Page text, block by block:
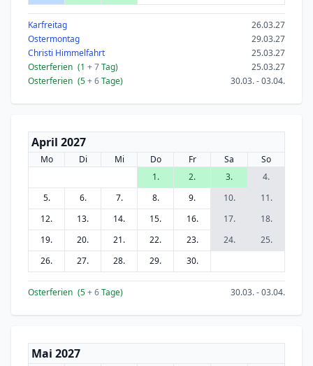
Karfreitag
26.03.27
Ostermontag
29.03.27
Christi Himmelfahrt
25.03.27
Osterferien (1 + 7Tag)
25.03.27
Osterferien (5+ 6Tage) 30.03. - 03.04.
April 2027
Mo Di Mi Do Fr Sa
So
1.
2. 3.
4.
5.
6. 7. 8. 9. 10.
11.
12.
13. 14. 15. 16. 17.
18.
19.
20. 21. 22. 23. 24.
25.
26.
27. 28. 29. 30.
Osterferien (5+ 6Tage) 30.03. - 03.04.
Mai 2027